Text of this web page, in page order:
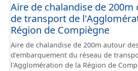
Aire de chalandise de 200m
de transport de
Région de Compiègne
Aire de chalandise de 200m autour
d'embarquement du réseau de
l'Agglomération de la Région de